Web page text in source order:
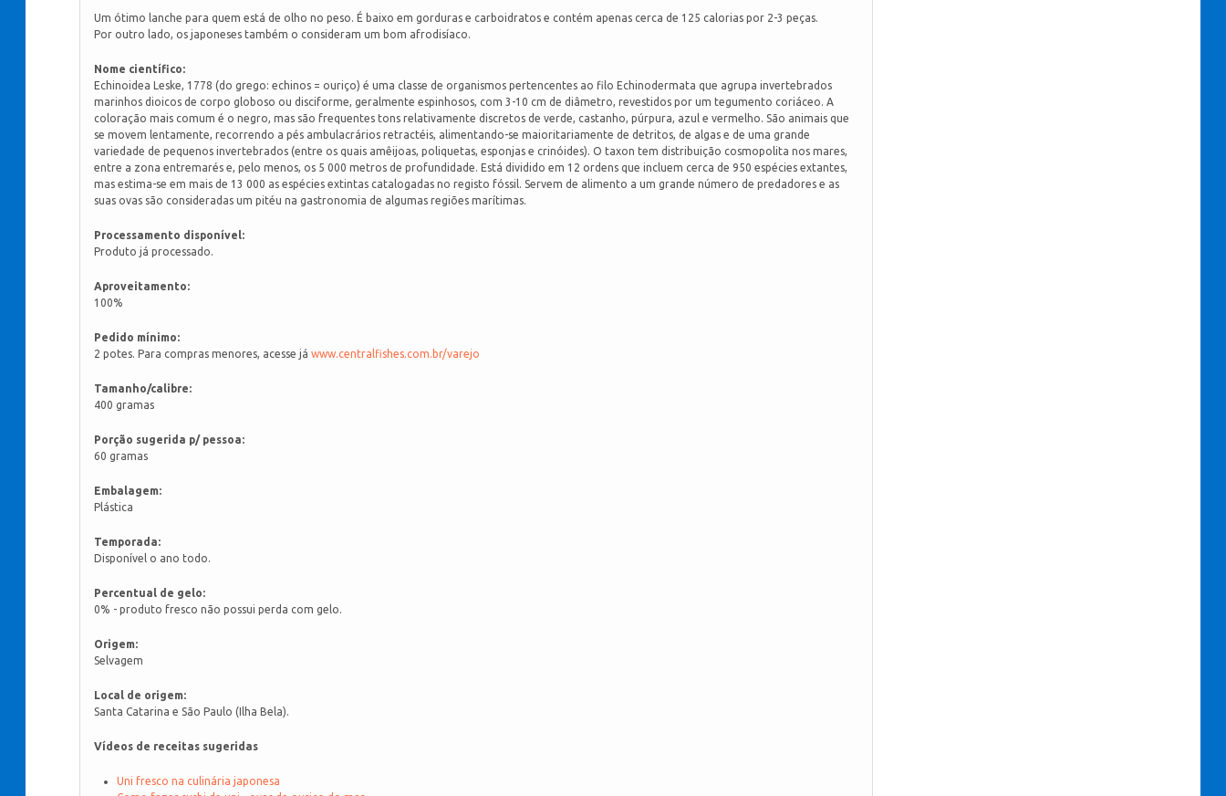
Um ótimo lanche para quem está de olho no peso. É baixo em gorduras e carboidratos e contém apenas cerca de 125 calorias por 2-3 peças.
Por outro lado, os japoneses também o consideram um bom afrodisíaco.
Nome científico:
Echinoidea Leske, 1778 (do grego: echinos = ouriço) é uma classe de organismos pertencentes ao filo Echinodermata que agrupa invertebrados
marinhos dioicos de corpo globoso ou disciforme, geralmente espinhosos, com 3-10 cm de diâmetro, revestidos por um tegumento coriáceo. A
coloração mais comum é o negro, mas são frequentes tons relativamente discretos de verde, castanho, púrpura, azul e vermelho. São animais que
se movem lentamente, recorrendo a pés ambulacrários retractéis, alimentando-se maioritariamente de detritos, de algas e de uma grande
variedade de pequenos invertebrados (entre os quais amêijoas, poliquetas, esponjas e crinóides). O taxon tem distribuição cosmopolita nos mares,
entre a zona entremarés e, pelo menos, os 5 000 metros de profundidade. Está dividido em 12 ordens que incluem cerca de 950 espécies extantes,
mas estima-se em mais de 13 000 as espécies extintas catalogadas no registo fóssil. Servem de alimento a um grande número de predadores e as
suas ovas são consideradas um pitéu na gastronomia de algumas regiões marítimas.
Processamento disponível:
Produto já processado.
Aproveitamento:
100%
Pedido mínimo:
2 potes. Para compras menores, acesse já www.centralfishes.com.br/varejo
Tamanho/calibre:
400 gramas
Porção sugerida p/ pessoa:
60 gramas
Embalagem:
Plástica
Temporada:
Disponível o ano todo.
Percentual de gelo:
0% - produto fresco não possui perda com gelo.
Origem:
Selvagem
Local de origem:
Santa Catarina e São Paulo (Ilha Bela).
Vídeos de receitas sugeridas
Uni fresco na culinária japonesa